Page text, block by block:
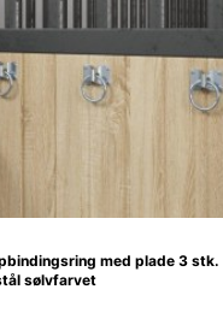
med plade 3 stk.
sølvfarvet